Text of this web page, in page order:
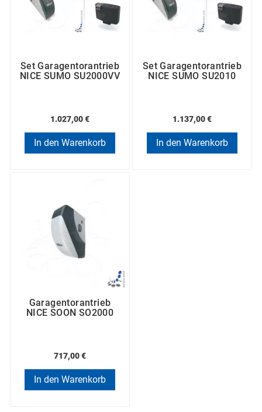
Set Garagentorantrieb
NICE SUMO SU2000VV
1.027,00 €
In den Warenkorb
Set Garagentorantrieb
NICE SUMO SU2010
1.137,00 €
In den Warenkorb
Garagentorantrieb
NICE SOON SO2000
717,00 €
In den Warenkorb